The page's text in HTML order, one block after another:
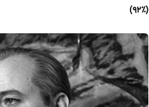
(۹۲٪)